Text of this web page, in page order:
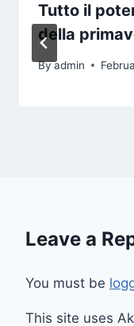
Tutto il
della
Byadmin
Leave a
You must be
This site uses